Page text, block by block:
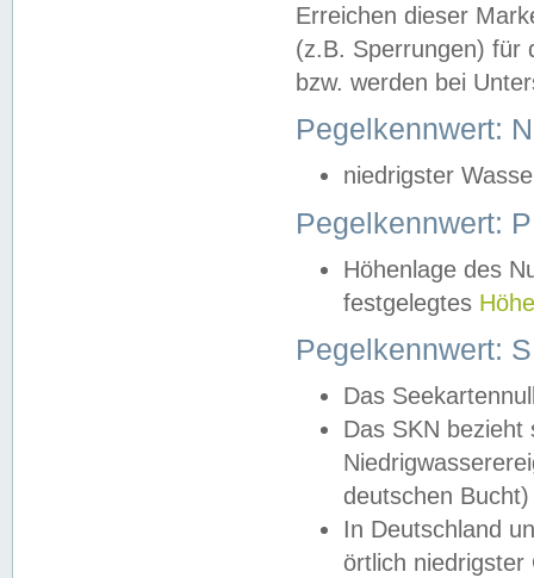
Erreichen dieser
(z.B. Sperrungen) für
bzw. werden bei
Pegelkennwert:
niedrigster
Pegelkennwert:
Höhenlage des
festgelegtes
Pegelkennwert:
Das
Das SKN
deutschen
In Deutschland
örtlich